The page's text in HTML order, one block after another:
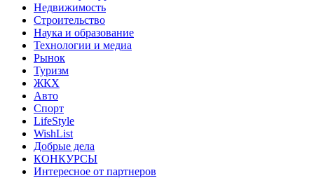
Недвижимость
Строительство
Наука и образование
Технологии и медиа
Рынок
Туризм
ЖКХ
Авто
Спорт
LifeStyle
WishList
Добрые дела
КОНКУРСЫ
Интересное от партнеров